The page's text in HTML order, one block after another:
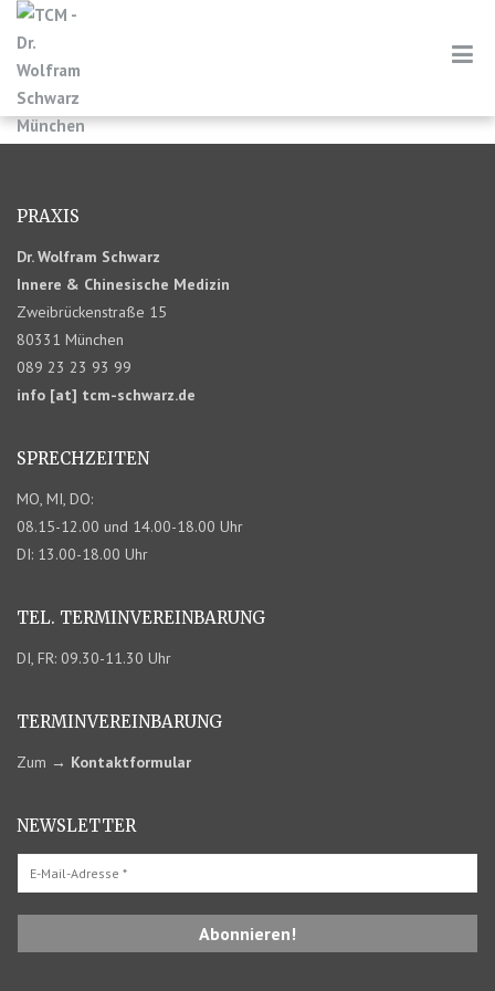
PRAXIS
Dr. Wolfram Schwarz
Innere & Chinesische Medizin
Zweibrückenstraße 15
80331 München
089 23 23 93 99
info [at] tcm-schwarz.de
SPRECHZEITEN
MO, MI, DO:
08.15-12.00 und 14.00-18.00 Uhr
DI: 13.00-18.00 Uhr
TEL. TERMIN­VEREINBARUNG
DI, FR: 09.30-11.30 Uhr
TERMIN­VEREINBARUNG
Zum → Kontaktformular
NEWSLETTER